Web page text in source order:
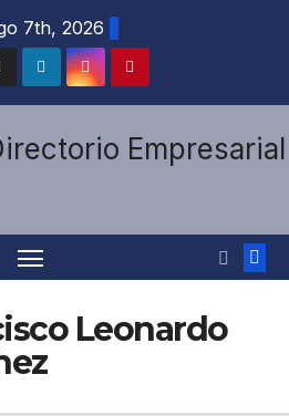
7th, 2026
Leonardo